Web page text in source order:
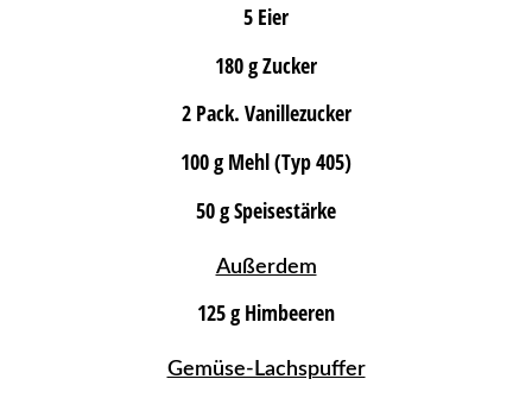
5 Eier
180 g Zucker
2 Pack. Vanillezucker
100 g Mehl (Typ 405)
50 g Speisestärke
Außerdem
125 g Himbeeren
Gemüse-Lachspuffer